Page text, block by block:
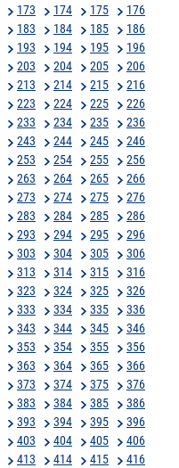
173 174 175
176
183 184 185
186
193 194 195
196
203 204 205
206
213 214 215
216
223 224 225
226
233 234 235
236
243 244 245
246
253 254 255
256
263 264 265
266
273 274 275
276
283 284 285
286
293 294 295
296
303 304 305
306
313 314 315
316
323 324 325
326
333 334 335
336
343 344 345
346
353 354 355
356
363 364 365
366
373 374 375
376
383 384 385
386
393 394 395
396
403 404 405
406
413 414 415
416